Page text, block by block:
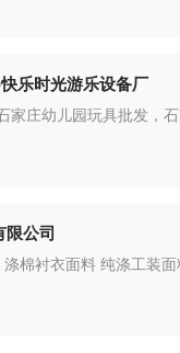
乐时光游乐设备厂
家庄幼儿园玩具批发，
限公司
棉衬衣面料 纯涤工装面